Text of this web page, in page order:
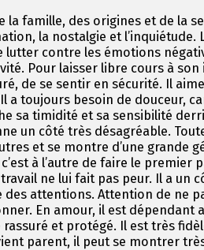
la famille, des origines et de la
la nostalgie et l’inquiétude.
lutter contre les émotions
Pour laisser libre cours à
de se sentir en sécurité. Il
a toujours besoin de douceur,
sa timidité et sa sensibilité
un côté très désagréable.
et se montre d’une grande
à l’autre de faire le premier
ne lui fait pas peur. Il a un
des attentions. Attention de ne
En amour, il est dépendant
rassuré et protégé. Il est très
parent, il peut se montrer